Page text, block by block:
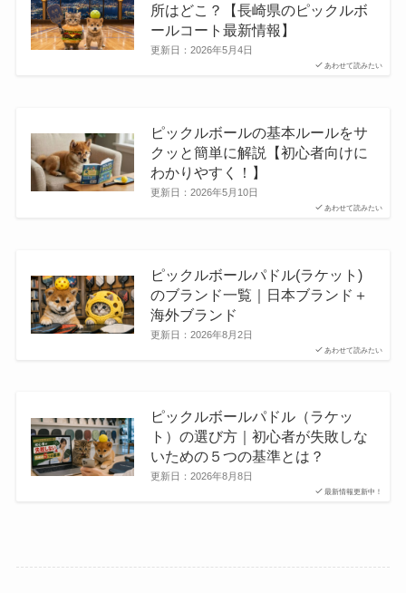
あわせて読みたい
所はどこ？【長崎県のピックルボ
ールコート最新情報】
更新日： 2026年5月4日
あわせて読みたい
ピックルボールの基本ルールをサ
クッと簡単に解説【初心者向けに
わかりやすく！】
更新日： 2026年5月10日
あわせて読みたい
ピックルボールパドル(ラケット)
のブランド一覧｜日本ブランド＋
海外ブランド
更新日： 2026年8月2日
最新情報更新中！
ピックルボールパドル（ラケッ
ト）の選び方｜初心者が失敗しな
いための５つの基準とは？
更新日： 2026年8月8日